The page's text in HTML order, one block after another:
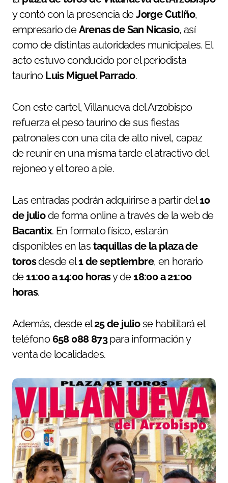
y contó con la presencia deJorge Cutiño,
empresario deArenas de San Nicasio, así
como de distintas autoridades municipales. El
acto estuvo conducido por el periodista
taurino Luis Miguel Parrado.
Con este cartel, Villanueva del Arzobispo
refuerza el peso taurino de sus fiestas
patronales con una cita de alto nivel, capaz
de reunir en una misma tarde el atractivo del
rejoneo y el toreo a pie.
Las entradas podrán adquirirse a partir del10
de juliode forma online a través de la web de
Bacantix. En formato físico, estarán
disponibles en las taquillas de la plaza de
torosdesde el1 de septiembre, en horario
de11:00 a 14:00 horasy de18:00 a 21:00
horas.
Además, desde el25 de juliose habilitará el
teléfono 658 088 873para información y
venta de localidades.